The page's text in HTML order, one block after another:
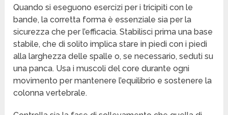
Quando si eseguono esercizi per i tricipiti con le
bande, la corretta forma è essenziale sia per la
sicurezza che per l’efficacia. Stabilisci prima una base
stabile, che di solito implica stare in piedi con i piedi
alla larghezza delle spalle o, se necessario, seduti su
una panca. Usa i muscoli del core durante ogni
movimento per mantenere l’equilibrio e sostenere la
colonna vertebrale.